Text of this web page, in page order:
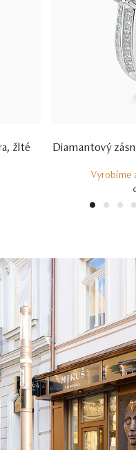
žlté
Diamantový
Vyrobíme
1 2 3 4